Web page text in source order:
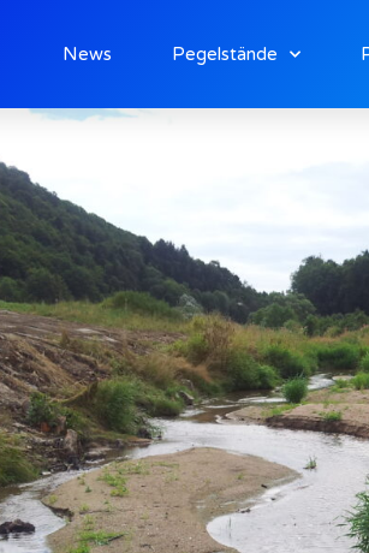
News Pegelstände